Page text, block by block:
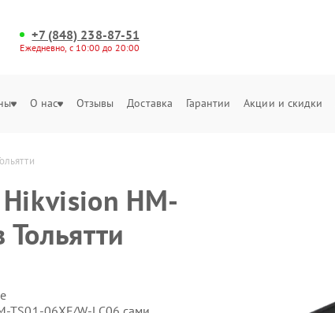
+7 (848) 238-87-51
Ежедневно, с 10:00 до 20:00
О нас Отзывы Доставка Гарантии Акции и скидки
HM-